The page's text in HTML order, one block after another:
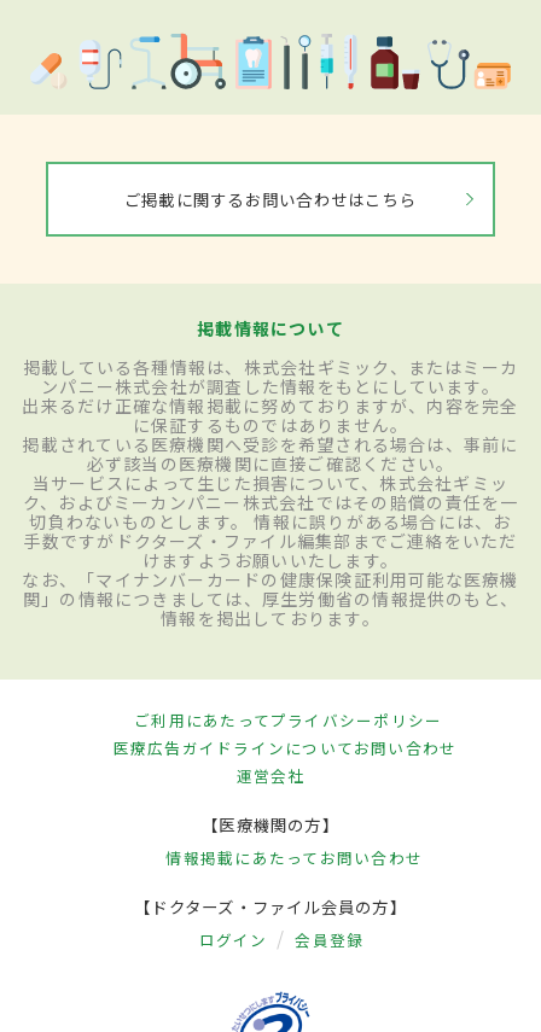
ご掲載に関するお問い合わせはこちら
掲載情報について
掲載している各種情報は、株式会社ギミック、またはミーカ
ンパニー株式会社が調査した情報をもとにしています。
出来るだけ正確な情報掲載に努めておりますが、内容を完全
に保証するものではありません。
掲載されている医療機関へ受診を希望される場合は、事前に
必ず該当の医療機関に直接ご確認ください。
当サービスによって生じた損害について、株式会社ギミッ
ク、およびミーカンパニー株式会社ではその賠償の責任を一
切負わないものとします。 情報に誤りがある場合には、お
手数ですがドクターズ・ファイル編集部までご連絡をいただ
けますようお願いいたします。
なお、「マイナンバーカードの健康保険証利用可能な医療機
関」の情報につきましては、厚生労働省の情報提供のもと、
情報を掲出しております。
ご利用にあたってプライバシーポリシー
医療広告ガイドラインについてお問い合わせ
運営会社
【医療機関の方】
情報掲載にあたって お問い合わせ
【ドクターズ・ファイル会員の方】
ログイン 会員登録